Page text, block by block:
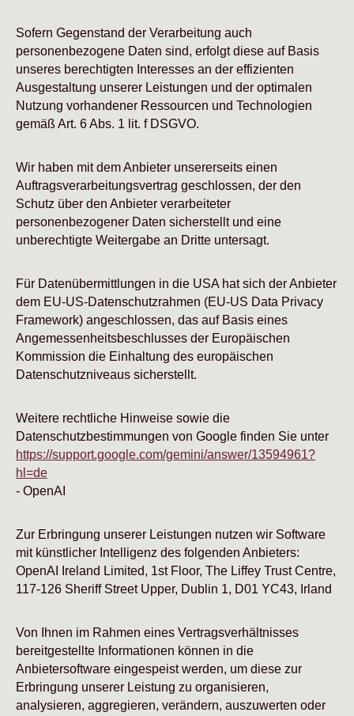
Sofern Gegenstand der Verarbeitung auch
personenbezogene Daten sind, erfolgt diese auf Basis
unseres berechtigten Interesses an der effizienten
Ausgestaltung unserer Leistungen und der optimalen
Nutzung vorhandener Ressourcen und Technologien
gemäß Art. 6 Abs. 1 lit. f DSGVO.
Wir haben mit dem Anbieter unsererseits einen
Auftragsverarbeitungsvertrag geschlossen, der den
Schutz über den Anbieter verarbeiteter
personenbezogener Daten sicherstellt und eine
unberechtigte Weitergabe an Dritte untersagt.
Für Datenübermittlungen in die USA hat sich der Anbieter
dem EU-US-Datenschutzrahmen (EU-US Data Privacy
Framework) angeschlossen, das auf Basis eines
Angemessenheitsbeschlusses der Europäischen
Kommission die Einhaltung des europäischen
Datenschutzniveaus sicherstellt.
Weitere rechtliche Hinweise sowie die
Datenschutzbestimmungen von Google finden Sie unter
https://support.google.com/gemini/answer/13594961?
hl=de
- OpenAI
Zur Erbringung unserer Leistungen nutzen wir Software
mit künstlicher Intelligenz des folgenden Anbieters:
OpenAI Ireland Limited, 1st Floor, The Liffey Trust Centre,
117-126 Sheriff Street Upper, Dublin 1, D01 YC43, Irland
Von Ihnen im Rahmen eines Vertragsverhältnisses
bereitgestellte Informationen können in die
Anbietersoftware eingespeist werden, um diese zur
Erbringung unserer Leistung zu organisieren,
analysieren, aggregieren, verändern, auszuwerten oder